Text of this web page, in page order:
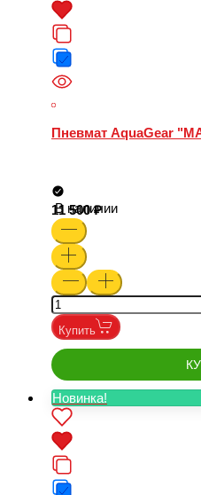
Пневмат AquaGear
В наличии
11 500
Купить
Новинка!